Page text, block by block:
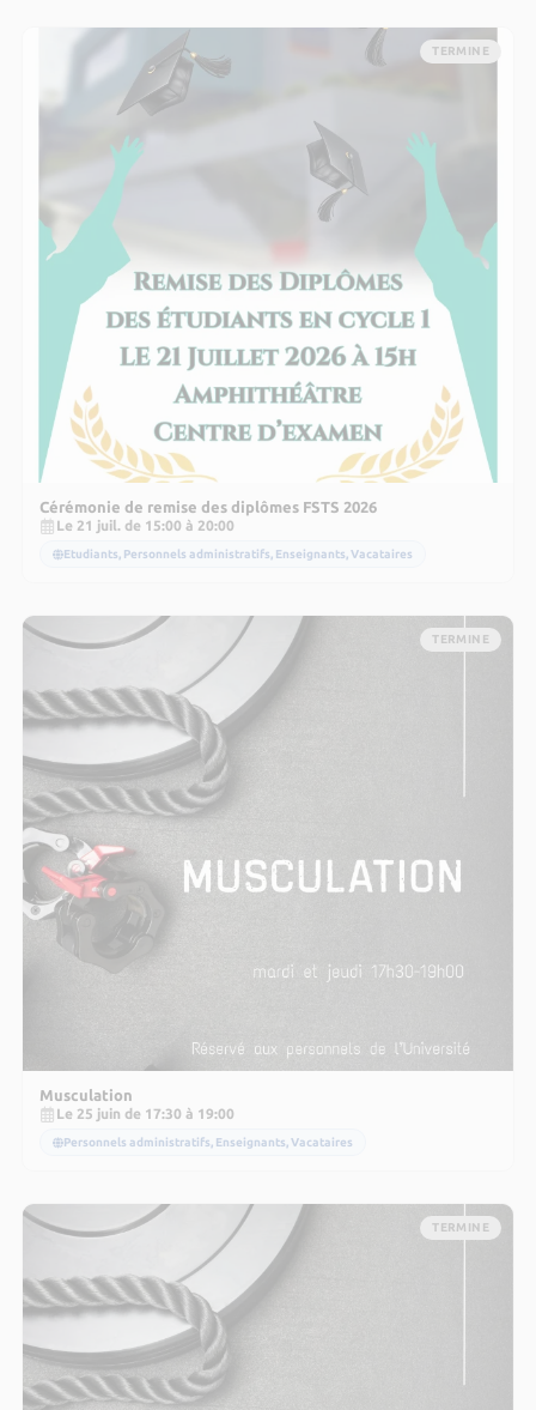
TERMINE
Cérémonie de remise des diplômes FSTS 2026
Le 21 juil. de 15:00 à 20:00
Etudiants, Personnels administratifs, Enseignants, Vacataires
TERMINE
Musculation
Le 25 juin de 17:30 à 19:00
Personnels administratifs, Enseignants, Vacataires
TERMINE